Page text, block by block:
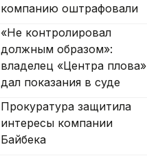
компанию оштрафовали
«Не контролировал
должным образом»:
владелец «Центра плова»
дал показания в суде
Прокуратура защитила
интересы компании
Байбека